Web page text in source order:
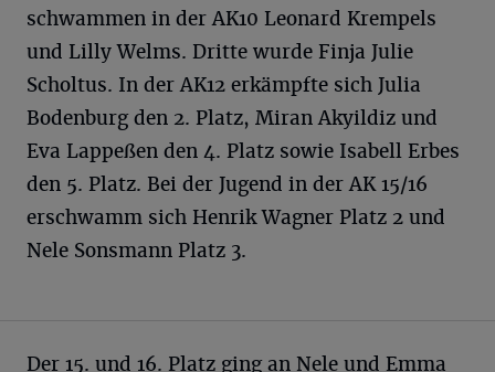
schwammen in der AK10 Leonard Krempels
und Lilly Welms. Dritte wurde Finja Julie
Scholtus. In der AK12 erkämpfte sich Julia
Bodenburg den 2. Platz, Miran Akyildiz und
Eva Lappeßen den 4. Platz sowie Isabell Erbes
den 5. Platz. Bei der Jugend in der AK 15/16
erschwamm sich Henrik Wagner Platz 2 und
Nele Sonsmann Platz 3.
Der 15. und 16. Platz ging an Nele und Emma